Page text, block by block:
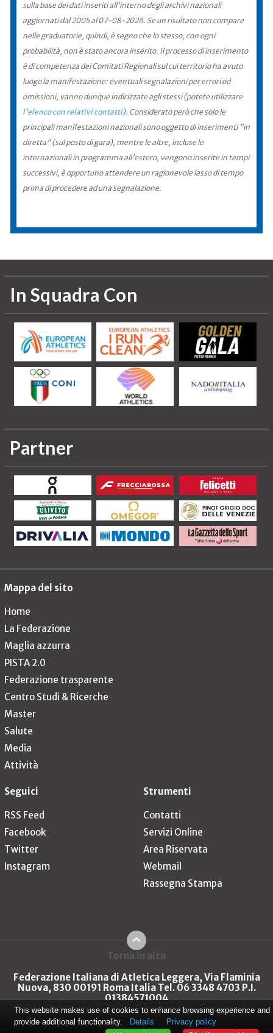
sulla base dei dati inseriti all'interno degli archivi nazionali
aggiornati dal 2005 al 07-08-2026. Se un risultato non compare
nelle graduatorie, quindi, è segno che lo stesso, con ogni
probabilità, non è stato ancora inserito. Il processo di inserimento
è di competenza dei Comitati Regionali sul cui territorio ha avuto
luogo la manifestazione: eventuali segnalazioni per errori od
omissioni, vanno dunque indirizzate agli stessi (potete utilizzare
l'elenco con relativi contatti). Considerato però che solo le
principali manifestazioni nazionali sono oggetto di inserimenti "in
diretta" (sul posto di gara), mentre le altre, incluse le
internazionali in programma all'estero, vengono inserite in tempi
successivi, è opportuno attendere un ragionevole lasso di tempo
prima di procedere ad una segnalazione.
In Squadra Con
Partner
Mappa del sito
Home
La Federazione
Maglia azzurra
PISTA 2.0
Federazione trasparente
Centro Studi & Ricerche
Master
Salute
Media
Attività
Seguici
RSS Feed
Facebook
Twitter
Instagram
Strumenti
Contatti
Servizi Online
Area Riservata
Webmail
Rassegna Stampa
Torna in alto
Federazione Italiana di Atletica Leggera, Via Flaminia
Nuova, 830 00191 Roma Italia Tel. 06 3348 4703 P.I.
01384571004
FIDAL Copyright © 2026 Privacy policy Cookie policy
This website makes use of cookies to enhance browsing experience and
provide additional functionality.
Details
Privacy policy